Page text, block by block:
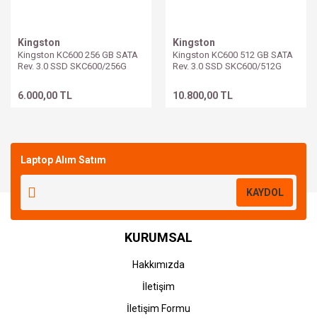
Kingston
Kingston KC600 256 GB SATA
Rev. 3.0 SSD SKC600/256G
6.000,00 TL
Kingston
Kingston KC600 512 GB SATA
Rev. 3.0 SSD SKC600/512G
10.800,00 TL
Laptop Alım Satım
KAYDOL
KURUMSAL
Hakkımızda
İletişim
İletişim Formu